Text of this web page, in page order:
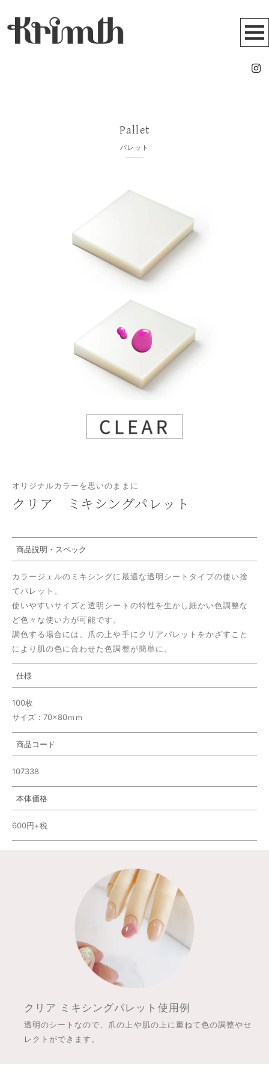
Pallet
パレット
オリジナルカラーを思いのままに
クリア ミキシングパレット
商品説明・スペック
カラージェルのミキシングに最適な透明シートタイプの使い捨
てパレット。
使いやすいサイズと透明シートの特性を生かし細かい色調整な
ど色々な使い方が可能です。
調色する場合には、爪の上や手にクリアパレットをかざすこと
により肌の色に合わせた色調整が簡単に。
仕様
100枚
サイズ：70×80ｍｍ
商品コード
107338
本体価格
600円+税
クリア ミキシングパレット使用例
透明のシートなので、爪の上や肌の上に重ねて色の調整やセ
レクトができます。